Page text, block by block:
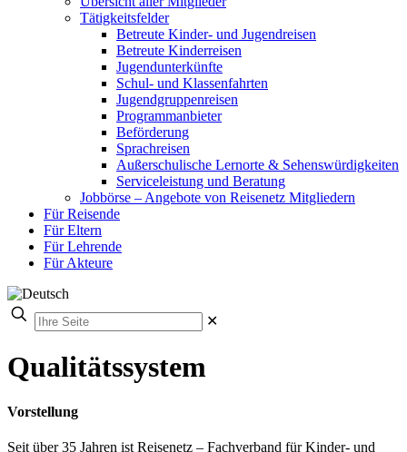
Tätigkeitsfelder
Betreute Kinder- und Jugendreisen
Betreute Kinderreisen
Jugendunterkünfte
Schul- und Klassenfahrten
Jugendgruppenreisen
Programmanbieter
Beförderung
Sprachreisen
Außerschulische Lernorte & Sehenswürdigkeiten
Serviceleistung und Beratung
Jobbörse – Angebote von Reisenetz Mitgliedern
Für Reisende
Für Eltern
Für Lehrende
Für Akteure
✕
Qualitätssystem
Vorstellung
Seit über 35 Jahren ist Reisenetz – Fachverband für Kinder- und